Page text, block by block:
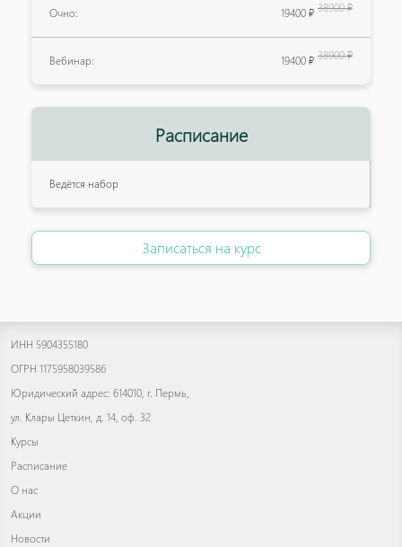
Очно: 19400 ₽ 38900 ₽
Вебинар: 19400 ₽ 38900 ₽
Расписание
Ведётся набор
Записаться на курс
ИНН 5904355180
ОГРН 1175958039586
Юридический адрес: 614010, г. Пермь,
ул. Клары Цеткин, д. 14, оф. 32
Курсы
Расписание
О нас
Акции
Новости